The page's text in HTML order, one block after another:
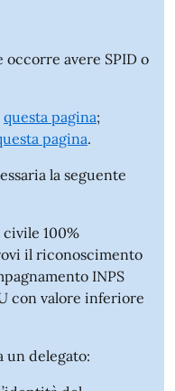
avere SPID o
questa pagina;
pagina.
la seguente
100%
il riconoscimento
INPS
con valore inferiore
un delegato: